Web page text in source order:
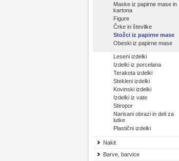
Maske iz papirne mase in
kartona
Figure
Črke in številke
Stožci iz papirne mase
Obeski iz papirne mase
Leseni izdelki
Izdelki iz porcelana
Terakota izdelki
Stekleni izdelki
Kovinski izdelki
Izdelki iz vate
Stiropor
Narisani obrazi in deli za
lutke
Plastični izdelki
Nakit
Barve, barvice